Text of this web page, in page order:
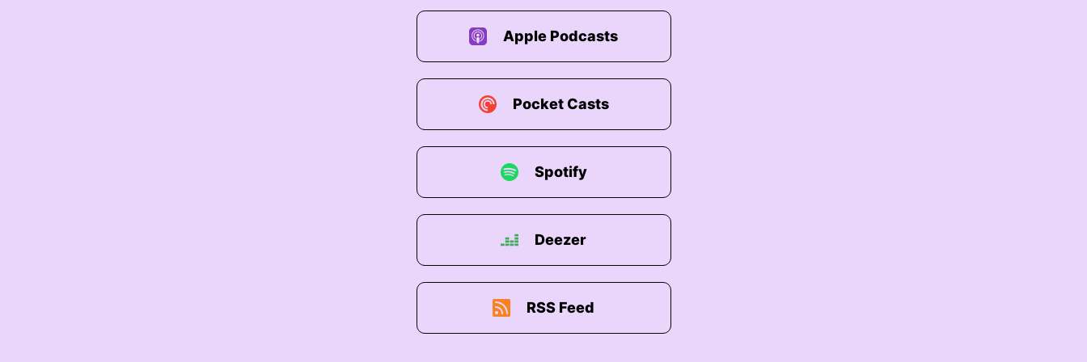
00:01:36: Wer jetzt von den beiden überhaupt der böse?
00:01:38: Oder die böse ist und welche vielleicht?
00:01:41: ja... Der Held wenn es sowas gibt oder die Helden?
00:01:45: Ja, das soll glaube ich sehr lange offen bleiben für den Leser Welche Figur er denn auch besser
Apple Podcasts
Pocket Casts
Spotify
Deezer
RSS Feed